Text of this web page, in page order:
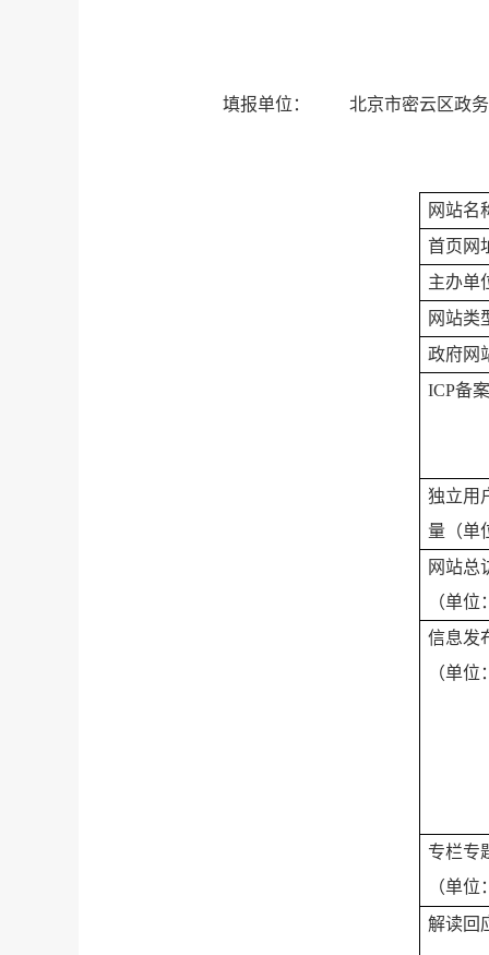
填报单位： 北京市密云区政
网站名
首页网
主办单
网站类
政府网
ICP备
独立用
量（单
网站总
（单位
信息发
（单位
专栏专
（单位
解读回